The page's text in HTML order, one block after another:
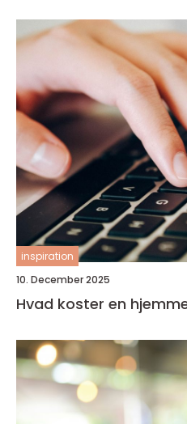
inspiration
10. December 2025
Hvad koster en